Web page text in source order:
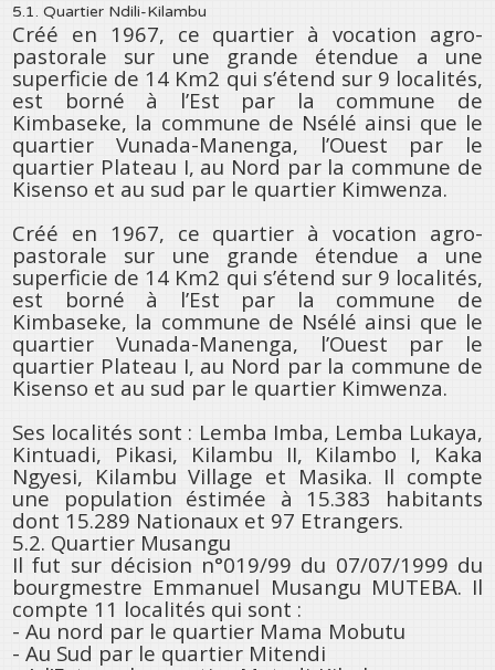
5.1. Quartier Ndili-Kilambu
Créé en 1967, ce quartier à vocation agro-
pastorale sur une grande étendue a une
superficie de 14 Km2 qui s’étend sur 9 localités,
est borné à l’Est par la commune de
Kimbaseke, la commune de Nsélé ainsi que le
quartier Vunada-Manenga, l’Ouest par le
quartier Plateau I, au Nord par la commune de
Kisenso et au sud par le quartier Kimwenza.
Créé en 1967, ce quartier à vocation agro-
pastorale sur une grande étendue a une
superficie de 14 Km2 qui s’étend sur 9 localités,
est borné à l’Est par la commune de
Kimbaseke, la commune de Nsélé ainsi que le
quartier Vunada-Manenga, l’Ouest par le
quartier Plateau I, au Nord par la commune de
Kisenso et au sud par le quartier Kimwenza.
Ses localités sont : Lemba Imba, Lemba Lukaya,
Kintuadi, Pikasi, Kilambu II, Kilambo I, Kaka
Ngyesi, Kilambu Village et Masika. Il compte
une population éstimée à 15.383 habitants
dont 15.289 Nationaux et 97 Etrangers.
5.2. Quartier Musangu
Il fut sur décision n°019/99 du 07/07/1999 du
bourgmestre Emmanuel Musangu MUTEBA. Il
compte 11 localités qui sont :
- Au nord par le quartier Mama Mobutu
- Au Sud par le quartier Mitendi